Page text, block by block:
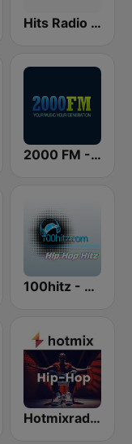
Hits Radio Hip Hop / RnB
2000 FM - RNB and Hip Hop
100hitz - Hip Hop Hitz
Hotmixradio Hip Hop